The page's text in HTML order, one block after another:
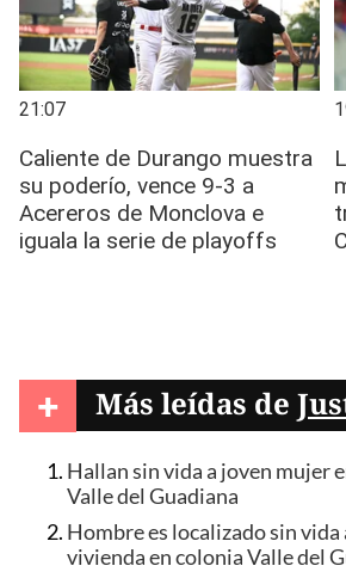
+ Más leídas de
Hallan sin vida a joven mujer
Valle del Guadiana
Hombre es localizado sin
vivienda en colonia Valle del